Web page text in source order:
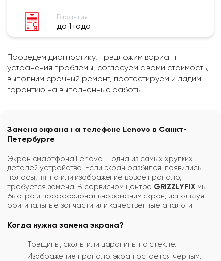
Гарантия
до 1 года
Проведем диагностику, предложим вариант
устранения проблемы, согласуем с вами стоимость,
выполним срочный ремонт, протестируем и дадим
гарантию на выполненные работы.
Замена экрана на телефоне Lenovo в Санкт-
Петербурге
Экран смартфона Lenovo – одна из самых хрупких
деталей устройства. Если экран разбился, появились
полосы, пятна или изображение вовсе пропало,
требуется замена. В сервисном центре GRIZZLY.FIX мы
быстро и профессионально заменим экран, используя
оригинальные запчасти или качественные аналоги.
Когда нужна замена экрана?
Трещины, сколы или царапины на стекле.
Изображение пропало, экран остается черным.